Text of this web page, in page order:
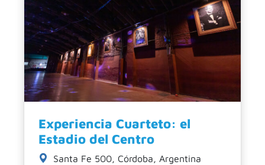
Experiencia Cuarteto: el
Estadio del Centro
Santa Fe 500, Córdoba, Argentina